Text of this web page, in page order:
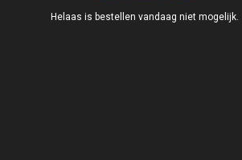
Helaas is bestellen vandaag niet mogelijk.